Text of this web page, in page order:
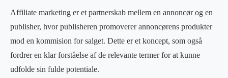
Affiliate marketing er et partnerskab mellem en annoncør og en
publisher, hvor publisheren promoverer annoncørens produkter
mod en kommision for salget. Dette er et koncept, som også
fordrer en klar forståelse af de relevante termer for at kunne
udfolde sin fulde potentiale.